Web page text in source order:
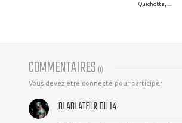
Quichotte, ...
COMMENTAIRES (1)
Vous devez être connecté pour participer
BLABLATEUR DU 14